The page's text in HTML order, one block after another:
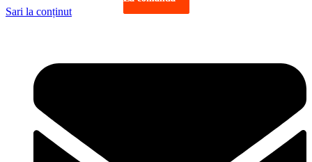
Sari la conținut